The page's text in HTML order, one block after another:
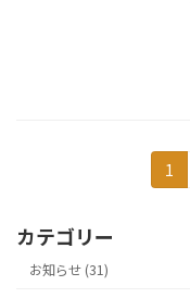
の
ペ
固
定
1
カテゴリー
お知らせ (31)